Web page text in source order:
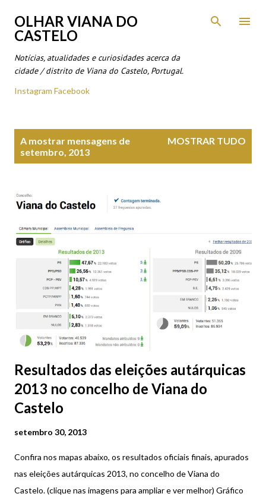
Avançar para o conteúdo principal
OLHAR VIANA DO
CASTELO
Notícias, atualidades e curiosidades acerca da
cidade / distrito de Viana do Castelo, Portugal.
Instagram Facebook
A mostrar mensagens de
setembro, 2013
MOSTRAR TUDO
Resultados das eleições autárquicas
2013 no concelho de Viana do
Castelo
setembro 30, 2013
Confira nos mapas abaixo, os resultados oficiais finais, apurados
nas eleições autárquicas 2013, no concelho de Viana do
Castelo. (clique nas imagens para ampliar e ver melhor) Gráfico